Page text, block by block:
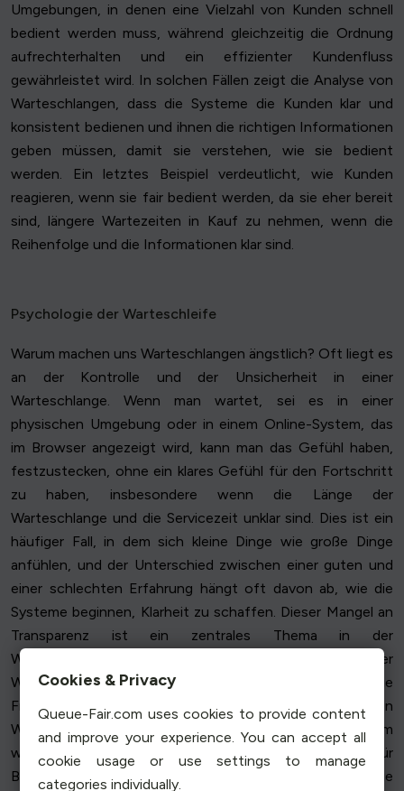
Umgebungen, in denen eine Vielzahl von Kunden schnell
bedient werden muss, während gleichzeitig die Ordnung
aufrechterhalten und ein effizienter Kundenfluss
gewährleistet wird. In solchen Fällen zeigt die Analyse von
Warteschlangen, dass die Systeme die Kunden klar und
konsistent bedienen und ihnen die richtigen Informationen
geben müssen, damit sie verstehen, wie sie bedient
werden. Ein letztes Beispiel verdeutlicht, wie Kunden
reagieren, wenn sie fair bedient werden, da sie eher bereit
sind, längere Wartezeiten in Kauf zu nehmen, wenn die
Reihenfolge und die Informationen klar sind.
Psychologie der Warteschleife
Warum machen uns Warteschlangen ängstlich? Oft liegt es
an der Kontrolle und der Unsicherheit in einer
Warteschlange. Wenn man wartet, sei es in einer
physischen Umgebung oder in einem Online-System, das
im Browser angezeigt wird, kann man das Gefühl haben,
festzustecken, ohne ein klares Gefühl für den Fortschritt
zu haben, insbesondere wenn die Länge der
Warteschlange und die Servicezeit unklar sind. Dies ist ein
häufiger Fall, in dem sich kleine Dinge wie große Dinge
anfühlen, und der Unterschied zwischen einer guten und
einer schlechten Erfahrung hängt oft davon ab, wie die
Systeme beginnen, Klarheit zu schaffen. Dieser Mangel an
Transparenz ist ein zentrales Thema in der
Warteschlangentheorie und der Analyse der
Warteschlangenleistung, wo Unvorhersehbarkeit die
Frustration sowohl bei einzelnen als auch bei mehreren
Warteschlangen erhöht und wo Effizienz zu einem
wichtigen Prinzip bei der Gestaltung von Systemen für
Besucher wird. Wenn Systeme jedoch genaue
Cookies & Privacy
Queue-Fair.com uses cookies to provide content
and improve your experience. You can accept all
cookie usage or use settings to manage
categories individually.